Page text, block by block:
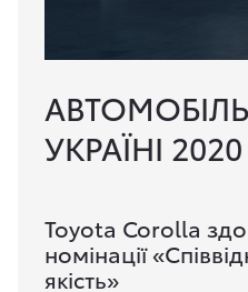
УКРАЇНІ 2020
Toyota Corolla
номінації
якість»